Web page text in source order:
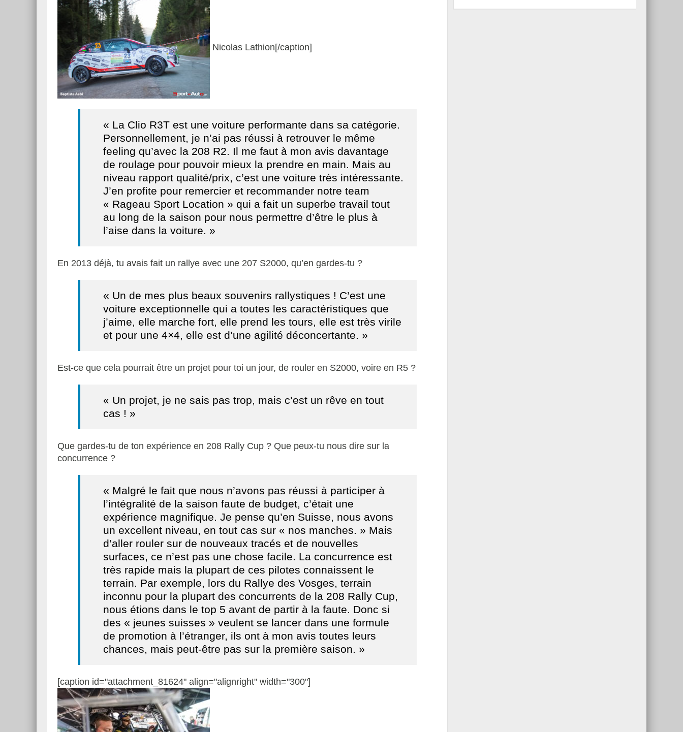
Nicolas Lathion[/caption]
« La Clio R3T est une voiture performante dans sa catégorie.
Personnellement, je n’ai pas réussi à retrouver le même
feeling qu’avec la 208 R2. Il me faut à mon avis davantage
de roulage pour pouvoir mieux la prendre en main. Mais au
niveau rapport qualité/prix, c’est une voiture très intéressante.
J’en profite pour remercier et recommander notre team
« Rageau Sport Location » qui a fait un superbe travail tout
au long de la saison pour nous permettre d’être le plus à
l’aise dans la voiture. »
En 2013 déjà, tu avais fait un rallye avec une 207 S2000, qu’en gardes-tu ?
« Un de mes plus beaux souvenirs rallystiques ! C’est une
voiture exceptionnelle qui a toutes les caractéristiques que
j’aime, elle marche fort, elle prend les tours, elle est très virile
et pour une 4×4, elle est d’une agilité déconcertante. »
Est-ce que cela pourrait être un projet pour toi un jour, de rouler en S2000, voire en R5 ?
« Un projet, je ne sais pas trop, mais c’est un rêve en tout
cas ! »
Que gardes-tu de ton expérience en 208 Rally Cup ? Que peux-tu nous dire sur la
concurrence ?
« Malgré le fait que nous n’avons pas réussi à participer à
l’intégralité de la saison faute de budget, c’était une
expérience magnifique. Je pense qu’en Suisse, nous avons
un excellent niveau, en tout cas sur « nos manches. » Mais
d’aller rouler sur de nouveaux tracés et de nouvelles
surfaces, ce n’est pas une chose facile. La concurrence est
très rapide mais la plupart de ces pilotes connaissent le
terrain. Par exemple, lors du Rallye des Vosges, terrain
inconnu pour la plupart des concurrents de la 208 Rally Cup,
nous étions dans le top 5 avant de partir à la faute. Donc si
des « jeunes suisses » veulent se lancer dans une formule
de promotion à l’étranger, ils ont à mon avis toutes leurs
chances, mais peut-être pas sur la première saison. »
[caption id="attachment_81624" align="alignright" width="300"]